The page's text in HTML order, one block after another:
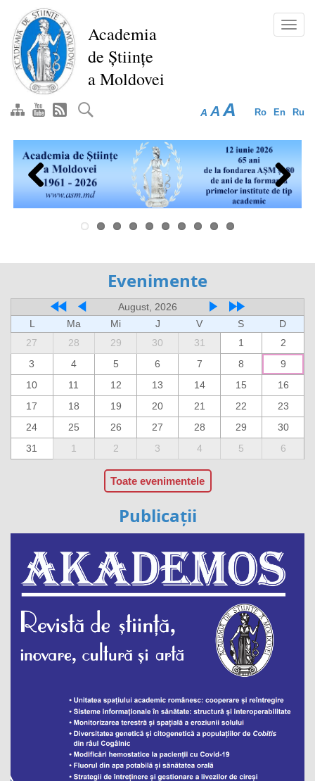
Перейти
основному
содержанию
Academia
de Științe
a Moldovei
Ro En Ru
A A A
Previous Next
Evenimente
August, 2026
L
Ma Mi J V S
D
27
28 29 30 31 1
2
3
4 5 6 7 8
9
10
11 12 13 14 15
16
17
18 19 20 21 22
23
24
25 26 27 28 29
30
31
1 2 3 4 5 6
Toate evenimentele
Publicații